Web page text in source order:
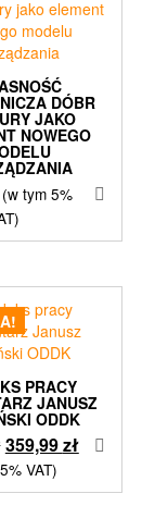
DÓBR
JAKO
NOWEGO
(w tym 5%
PRACY
JANUSZ
ODDK
Pierwotna
cena
wynosiła:
359,99złAktualna
wynosi:
VAT)